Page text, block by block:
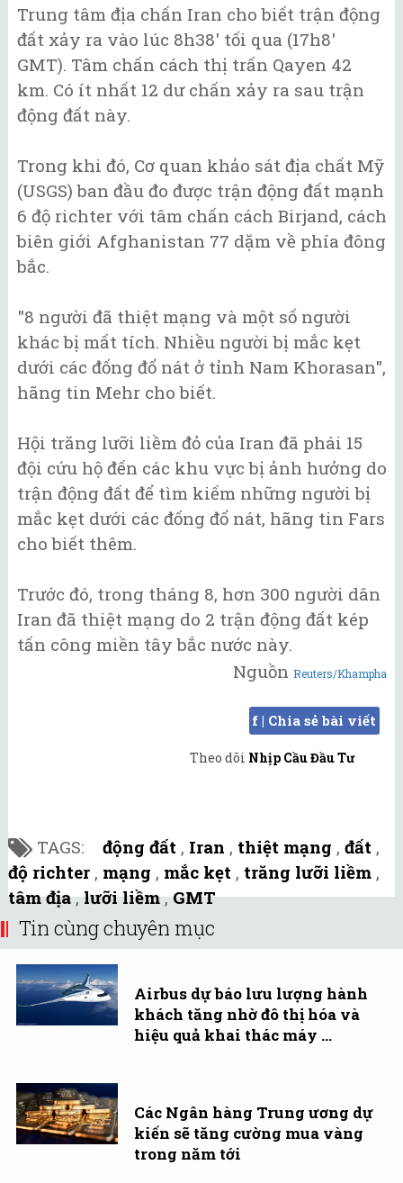
Trung tâm địa chấn Iran cho biết trận động
đất xảy ra vào lúc 8h38' tối qua (17h8'
GMT). Tâm chấn cách thị trấn Qayen 42
km. Có ít nhất 12 dư chấn xảy ra sau trận
động đất này.
Trong khi đó, Cơ quan khảo sát địa chất Mỹ
(USGS) ban đầu đo được trận động đất mạnh
6 độ richter với tâm chấn cách Birjand, cách
biên giới Afghanistan 77 dặm về phía đông
bắc.
"8 người đã thiệt mạng và một số người
khác bị mất tích. Nhiều người bị mắc kẹt
dưới các đống đổ nát ở tỉnh Nam Khorasan",
hãng tin Mehr cho biết.
Hội trăng lưỡi liềm đỏ của Iran đã phái 15
đội cứu hộ đến các khu vực bị ảnh hưởng do
trận động đất để tìm kiếm những người bị
mắc kẹt dưới các đống đổ nát, hãng tin Fars
cho biết thêm.
Trước đó, trong tháng 8, hơn 300 người dân
Iran đã thiệt mạng do 2 trận động đất kép
tấn công miền tây bắc nước này.
Nguồn Reuters/Khampha
f | Chia sẻ bài viết
Theo dõi Nhịp Cầu Đầu Tư
TAGS: động đất , Iran , thiệt mạng , đất ,
độ richter , mạng , mắc kẹt , trăng lưỡi liềm ,
tâm địa,lưỡi liềm,GMT
Tin cùng chuyên mục
Airbus dự báo lưu lượng hành
khách tăng nhờ đô thị hóa và
hiệu quả khai thác máy ...
Các Ngân hàng Trung ương dự
kiến sẽ tăng cường mua vàng
trong năm tới